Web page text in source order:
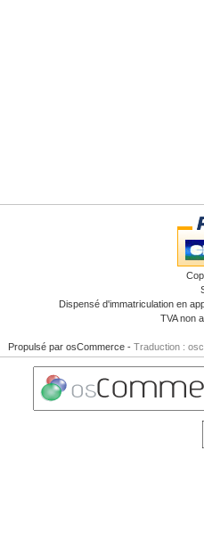
Dispensé d'immatriculation en
TVA non
Propulsé par osCommerce - Traduction :